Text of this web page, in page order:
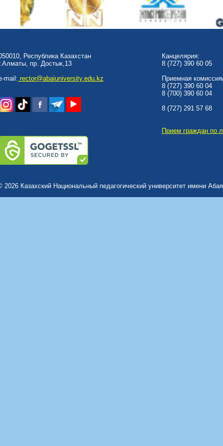
Республика Казахстан
пр. Достык,13
mail: rector@abaiuniversity.edu.kz
Канцелярия:
8 (727) 390 60 05
Приемная
8 (727) 390 60 04
8 (700) 390 60 04
8 (727) 291 57 68
Прием граждан по
2026 Казахский Национальный педагогический университет имени Абая